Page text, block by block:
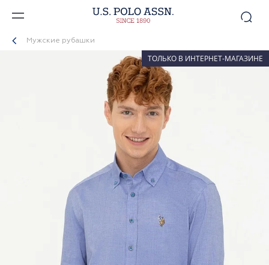
Мужские рубашки
ТОЛЬКО В ИНТЕРНЕТ-МАГАЗИНЕ